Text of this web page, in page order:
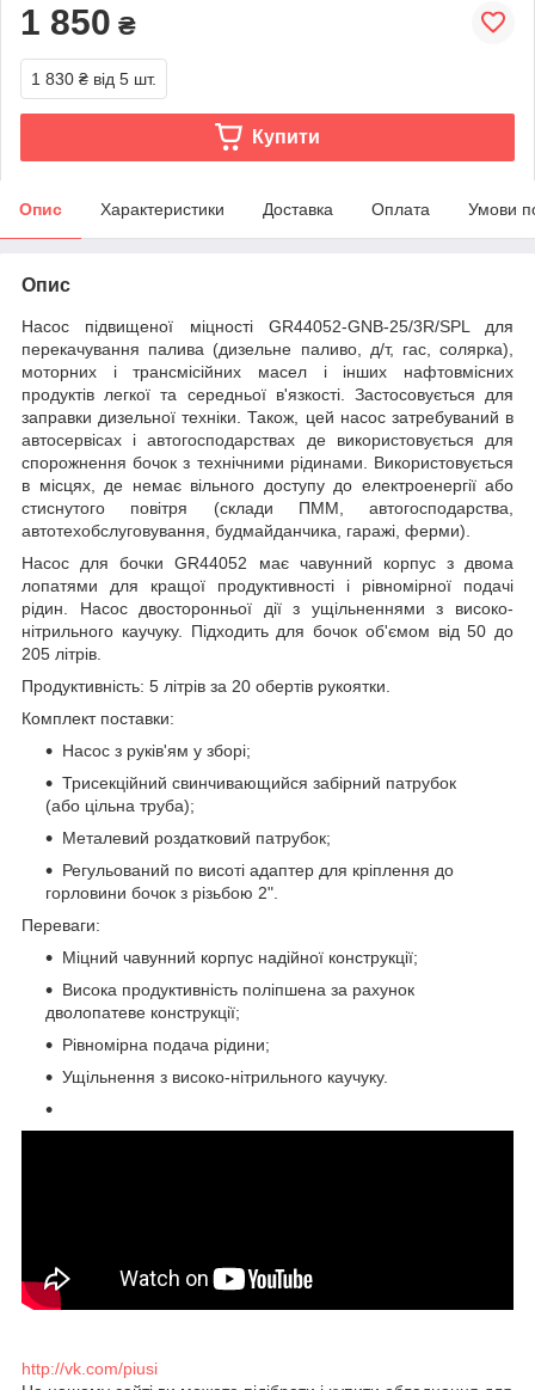
1 850 ₴
1 830 ₴ від 5 шт.
Купити
Опис Характеристики Доставка Оплата Умови
Опис
Насос підвищеної міцності GR44052-GNB-25/3R/SPL для
перекачування палива (дизельне паливо, д/т, гас, солярка),
моторних і трансмісійних масел і інших нафтовмісних
продуктів легкої та середньої в'язкості. Застосовується для
заправки дизельної техніки. Також, цей насос затребуваний в
автосервісах і автогосподарствах де використовується для
спорожнення бочок з технічними рідинами. Використовується
в місцях, де немає вільного доступу до електроенергії або
стиснутого повітря (склади ПММ, автогосподарства,
автотехобслуговування, будмайданчика, гаражі, ферми).
Насос для бочки GR44052 має чавунний корпус з двома
лопатями для кращої продуктивності і рівномірної подачі
рідин. Насос двосторонньої дії з ущільненнями з високо-
нітрильного каучуку. Підходить для бочок об'ємом від 50 до
205 літрів.
Продуктивність: 5 літрів за 20 обертів рукоятки.
Комплект поставки:
Насос з руків'ям у зборі;
Трисекційний свинчивающийся забірний патрубок
(або цільна труба);
Металевий роздатковий патрубок;
Регульований по висоті адаптер для кріплення до
горловини бочок з різьбою 2".
Переваги:
Міцний чавунний корпус надійної конструкції;
Висока продуктивність поліпшена за рахунок
дволопатеве конструкції;
Рівномірна подача рідини;
Ущільнення з високо-нітрильного каучуку.
http://vk.com/piusi